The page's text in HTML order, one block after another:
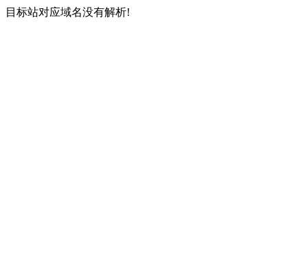
目标站对应域名没有解析!